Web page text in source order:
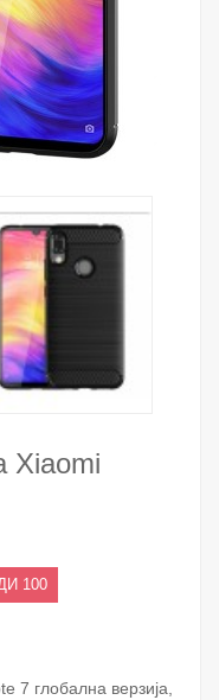
Xiaomi
100
7 глобална верзија,